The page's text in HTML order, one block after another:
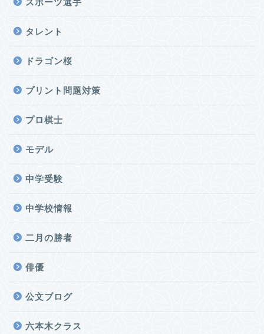
スポーツ選手
タレント
ドラゴン桜
プリント問題対策
プロ棋士
モデル
中学受験
中学校情報
二月の勝者
俳優
公文ブログ
六本木クラス